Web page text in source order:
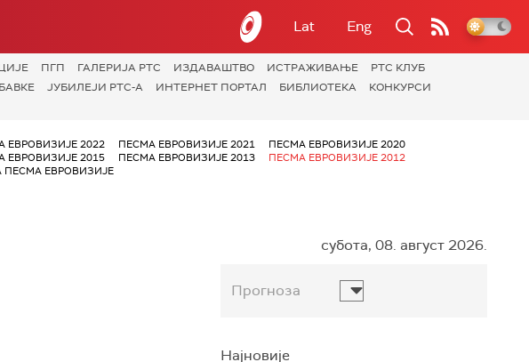
Lat Eng
ПГП ГАЛЕРИЈА РТС ИЗДАВАШТВО ИСТРАЖИВАЊЕ
РТС КЛУБ
ЈУБИЛЕЈИ РТС-А ИНТЕРНЕТ ПОРТАЛ БИБЛИОТЕКА
КОНКУРСИ
ЕВРОВИЗИЈЕ 2022 ПЕСМА ЕВРОВИЗИЈЕ 2021
ПЕСМА ЕВРОВИЗИЈЕ 2020
ЕВРОВИЗИЈЕ 2015 ПЕСМА ЕВРОВИЗИЈЕ 2013
ПЕСМА ЕВРОВИЗИЈЕ 2012
ПЕСМА ЕВРОВИЗИЈЕ
субота, 08. август 2026.
Прогноза
Најновије